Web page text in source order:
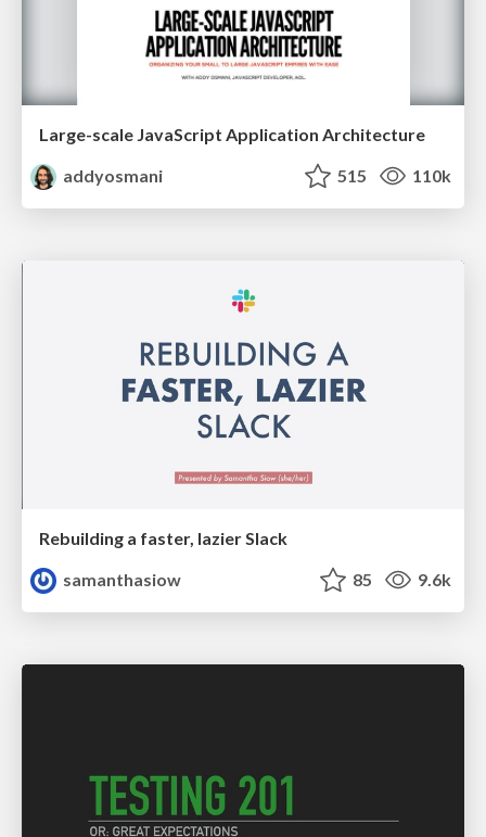
Large-scale JavaScript Application Architecture
addyosmani
515 110k
Rebuilding a faster, lazier Slack
samanthasiow
85 9.6k